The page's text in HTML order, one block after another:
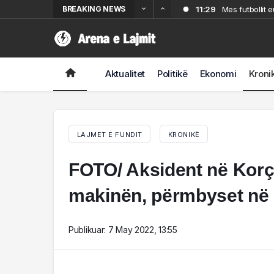
BREAKING NEWS 11:29
Mes futbollit
Aktualitet Politikë Ekonomi
LAJMET E FUNDIT KRONIKË
FOTO/ Aksident në
makinën, përmbyset në
Publikuar: 7 May 2022, 13:55